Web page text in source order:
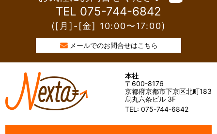
TEL 075-744-6842
([月]-[金] 10:00〜17:00)
メールでのお問合せはこちら
本社
〒600-8176
京都府京都市下京区北町183
烏丸六条ビル 3F
TEL: 075-744-6842